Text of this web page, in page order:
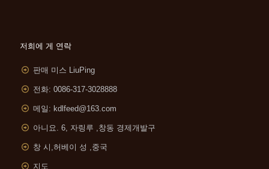
저희에 게 연락
판매 미스 LiuPing
전화: 0086-317-3028888
메일: kdlfeed@163.com
아니요. 6, 자링루 ,창동 경제개발구
창 시,허베이 성 ,중국
지도